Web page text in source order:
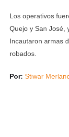
Los operativos
Quejo y San José,
Incautaron armas
robados.
Por: Stiwar